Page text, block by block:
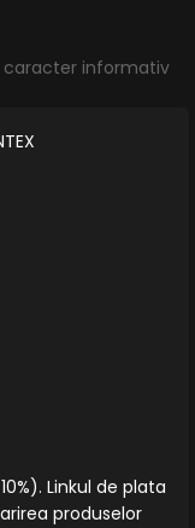
caracter informativ
Linkul de plata
produselor